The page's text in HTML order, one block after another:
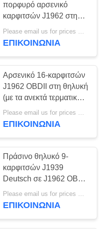
πορφυρό αρσενικό
καρφιτσών J1962 στη
θηλυκή επέκταση γύρω
από το καλώδιο
Please email us for prices MOQ:100 τεμ
ΕΠΙΚΟΙΝΩΝΊΑ
Αρσενικό 16-καρφιτσών
J1962 OBDII στη θηλυκή
(με τα ανεκτά τερματικά)
επέκταση OBD2 γύρω
από το καλώδιο
Please email us for prices MOQ:100 τεμ
ΕΠΙΚΟΙΝΩΝΊΑ
Πράσινο θηλυκό 9-
καρφιτσών J1939
Deutsch σε J1962 OBD-
ΙΙ OBD 16 θηλυκός
προσαρμοστής
Please email us for prices MOQ:100 τεμ
ΕΠΙΚΟΙΝΩΝΊΑ